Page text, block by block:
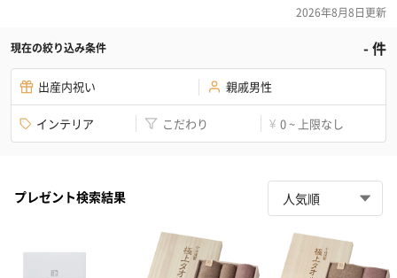
2026年8月8日更新
現在の絞り込み条件 -件
出産内祝い 親戚男性
インテリア こだわり ¥ 0 ~ 上限なし
プレゼント検索結果